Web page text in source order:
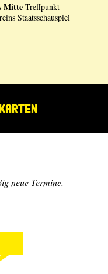
Mitte Treffpunkt
Staatsschauspiel
neue Termine.